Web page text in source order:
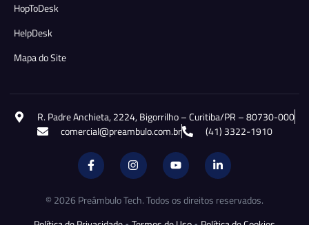
HopToDesk
HelpDesk
Mapa do Site
R. Padre Anchieta, 2224, Bigorrilho – Curitiba/PR – 80730-000
comercial@preambulo.com.br
(41) 3322-1910
© 2026 Preâmbulo Tech. Todos os direitos reservados.